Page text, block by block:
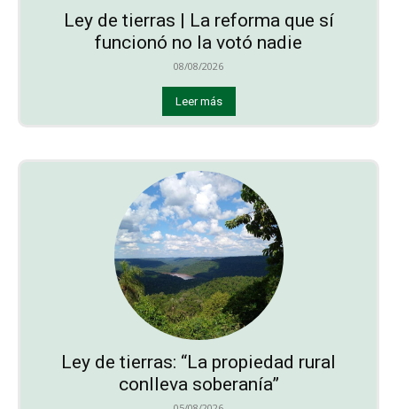
Ley de tierras | La reforma que sí
funcionó no la votó nadie
08/08/2026
Leer más
Ley de tierras: “La propiedad rural
conlleva soberanía”